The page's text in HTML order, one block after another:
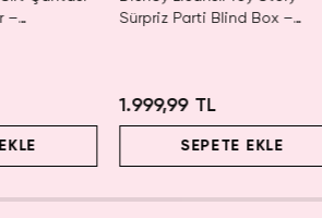
Sürpriz Parti Blind Box –
1.999,99 TL
SEPETE EKLE